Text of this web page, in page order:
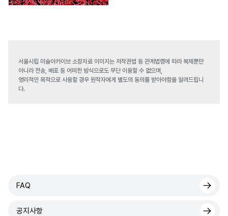
서울시립 미술아카이브 소장자료 이미지는 저작권법 등 관계법령에 따라 복제뿐만
아니라 전송, 배포 등 어떠한 방식으로도 무단 이용할 수 없으며,
영리적인 목적으로 사용할 경우 원작자에게 별도의 동의를 받아야함을 알려드립니
다.
FAQ
공지사항